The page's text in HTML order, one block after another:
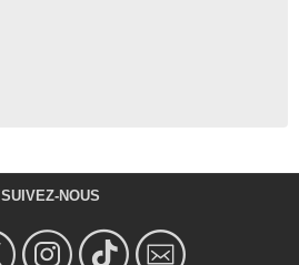
SUIVEZ-NOUS